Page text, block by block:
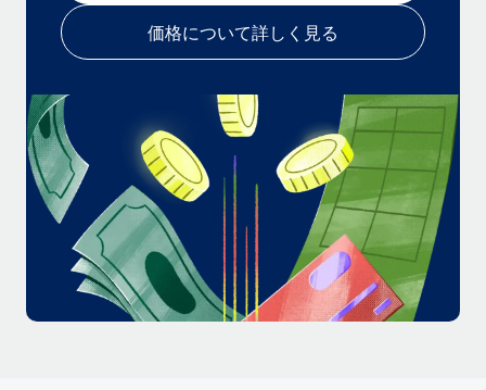
詳細を見る
給与詐欺：種類、事例、ビジネスを守る方法
給与, 賃金は詐欺の特に魅力的な標的です。多額の資金がシステ
ム間で頻繁に移動しているためです。このため、自社のビジネス
を保護することは極めて重要です。...
詳細を見る
価格について詳しく見る